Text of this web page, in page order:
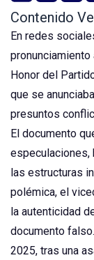
Contenido
En redes
Honor del
que se
presuntos
El documento
especulaciones,
las estructuras
polémica, el
la autenticidad
documento
2025, tras una